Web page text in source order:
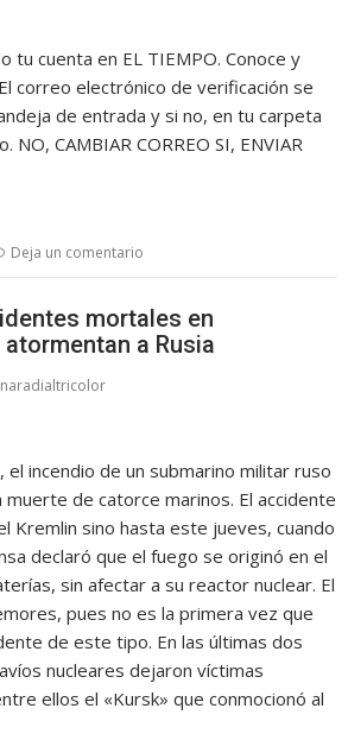
tu cuenta en EL TIEMPO. Conoce y
correo electrónico de verificación se
de entrada y si no, en tu carpeta
CAMBIAR CORREO SI, ENVIAR
Deja un comentario
mortales en
a Rusia
incendio de un submarino militar ruso
de catorce marinos. El accidente
Kremlin sino hasta este jueves, cuando
declaró que el fuego se originó en el
sin afectar a su reactor nuclear. El
pues no es la primera vez que
de este tipo. En las últimas dos
nucleares dejaron víctimas
ellos el «Kursk» que conmocionó al